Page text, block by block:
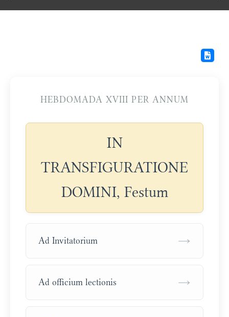
HEBDOMADA XVIII PER ANNUM
IN
TRANSFIGURATIONE
DOMINI, Festum
Ad Invitatorium →
Ad officium lectionis →